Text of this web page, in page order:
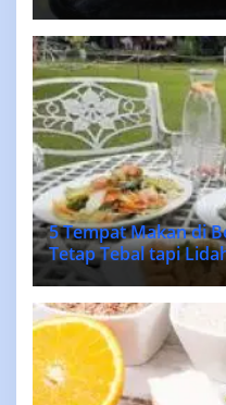
5 Tempat Makan di
Tetap Tebal tapi